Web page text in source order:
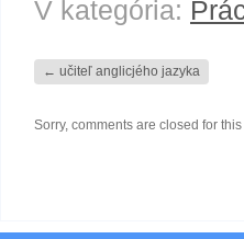
V kategória:
← učiteľ anglicjého jazyka
Sorry, comments are closed for